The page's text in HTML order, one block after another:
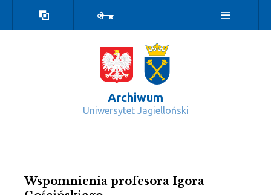
kontrastowa
Archiwum
Uniwersytet Jagielloński
Wspomnienia profesora Igora